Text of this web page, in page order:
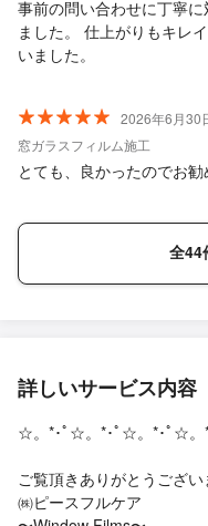
事前の問い合わせに丁寧
ました。 仕上がりもキレ
いました。
2026年6月30
窓ガラスフィルム施工
とても、良かったのでお勧
全44
詳しいサービス内容
☆。*･ﾟ☆。*･ﾟ☆。*･ﾟ☆。*
ご覧頂きありがとうござい
㈱ピースフルケア